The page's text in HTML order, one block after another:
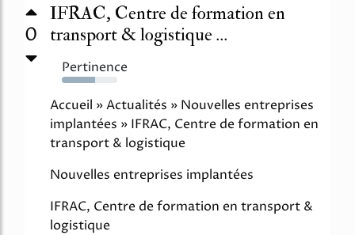
0
IFRAC, Centre de formation en
transport & logistique ...
Pertinence
60%
Accueil » Actualités » Nouvelles entreprises
implantées » IFRAC, Centre de formation en
transport & logistique
Nouvelles entreprises implantées
IFRAC, Centre de formation en transport &
logistique